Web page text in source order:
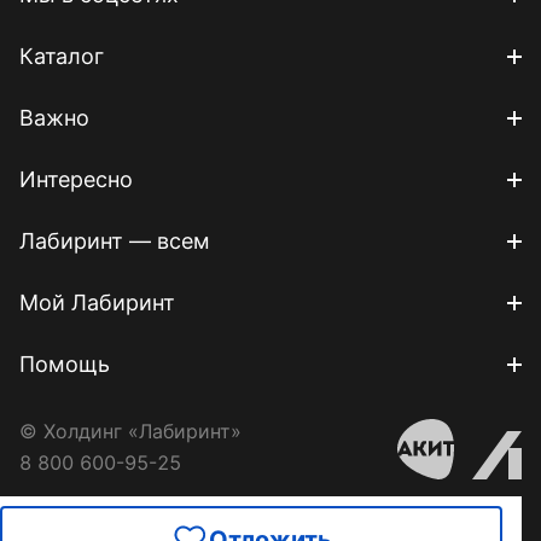
Каталог
Важно
Интересно
Лабиринт — всем
Мой Лабиринт
Помощь
© Холдинг «Лабиринт»
8 800 600-95-25